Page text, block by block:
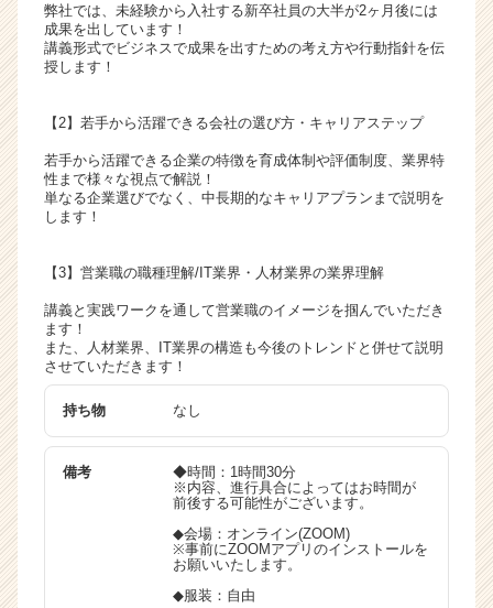
弊社では、未経験から入社する新卒社員の大半が2ヶ月後には
成果を出しています！
講義形式でビジネスで成果を出すための考え方や行動指針を伝
授します！
【2】若手から活躍できる会社の選び方・キャリアステップ
若手から活躍できる企業の特徴を育成体制や評価制度、業界特
性まで様々な視点で解説！
単なる企業選びでなく、中長期的なキャリアプランまで説明を
します！
【3】営業職の職種理解/IT業界・人材業界の業界理解
講義と実践ワークを通して営業職のイメージを掴んでいただき
ます！
また、人材業界、IT業界の構造も今後のトレンドと併せて説明
させていただきます！
持ち物 なし
備考
◆時間：1時間30分
※内容、進行具合によってはお時間が
前後する可能性がございます。
◆会場：オンライン(ZOOM)
※事前にZOOMアプリのインストールを
お願いいたします。
◆服装：自由